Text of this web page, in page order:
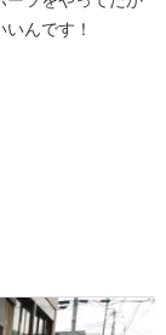
んです！